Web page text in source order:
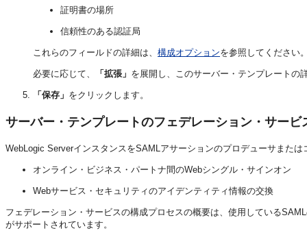
証明書の場所
信頼性のある認証局
これらのフィールドの詳細は、 構成オプションを参照してください
必要に応じて、 「拡張」 を展開し、このサーバー・テンプレートの
「保存」 をクリックします。
サーバー・テンプレートのフェデレーション・サービ
WebLogic ServerインスタンスをSAMLアサーションのプロデューサまた
オンライン・ビジネス・パートナ間のWebシングル・サインオン
Webサービス・セキュリティのアイデンティティ情報の交換
フェデレーション・サービスの構成プロセスの概要は、使用している
がサポートされています。